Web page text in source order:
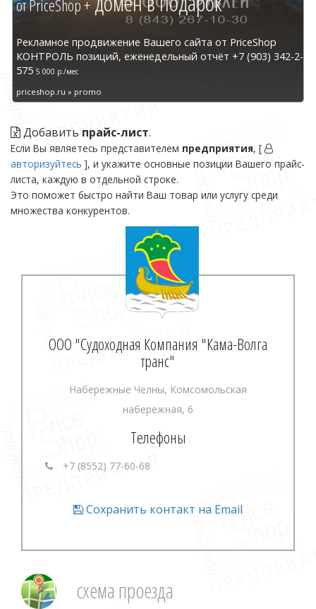
от PriceShop +
Рекламное продвижение Вашего сайта от PriceShop
КОНТРОЛЬ позиций, еженедельный отчёт +7 (903) 342-2-
575 5 000 р./мес
priceshop.ru » promo
Добавить прайс-лист.
Если Вы являетесь представителем предприятия, [
авторизуйтесь ], и укажите основные позиции Вашего прайс-
листа, каждую в отдельной строке.
Это поможет быстро найти Ваш товар или услугу среди
множества конкурентов.
ООО "Судоходная Компания "Кама-Волга
транс"
Набережные Челны, Комсомольская
набережная, 6
Телефоны
+7 (8552) 77-60-68
Сохранить контакт на Email
схема проезда